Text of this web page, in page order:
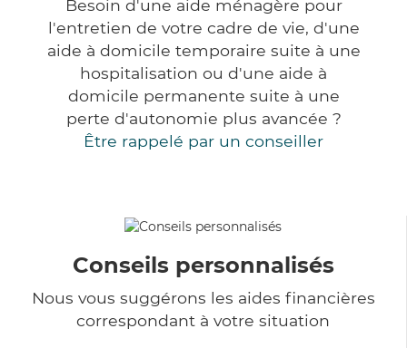
Besoin d'une aide ménagère pour
l'entretien de votre cadre de vie, d'une
aide à domicile temporaire suite à une
hospitalisation ou d'une aide à
domicile permanente suite à une
perte d'autonomie plus avancée ?
Être rappelé par un conseiller
Conseils personnalisés
Nous vous suggérons les aides financières
correspondant à votre situation